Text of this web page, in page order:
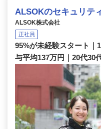
ALSOKのセキュリテ
ALSOK株式会社
正社員
95%が未経験スタート｜
与平均137万円｜20代30